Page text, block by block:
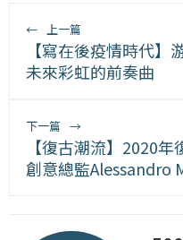
← 上一篇
【寫在後疫情時代
未來彩虹的前奏曲
下一篇 →
【復古潮流】2020
創意總監Alessandro